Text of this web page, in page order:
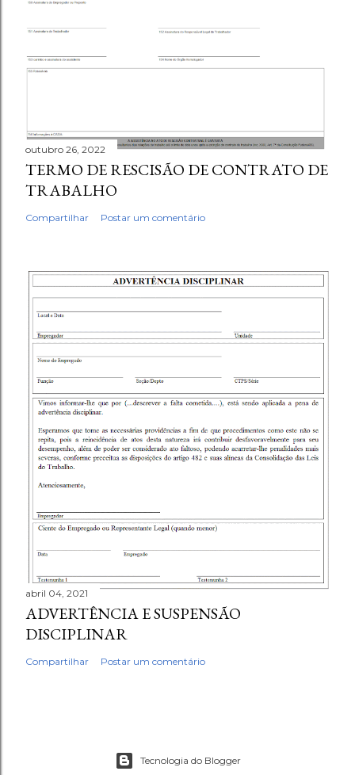
outubro 26, 2022
TERMO DE RESCISÃO DE CONTRATO DE
TRABALHO
Compartilhar Postar um comentário
abril 04, 2021
ADVERTÊNCIA E SUSPENSÃO
DISCIPLINAR
Compartilhar Postar um comentário
Tecnologia do Blogger